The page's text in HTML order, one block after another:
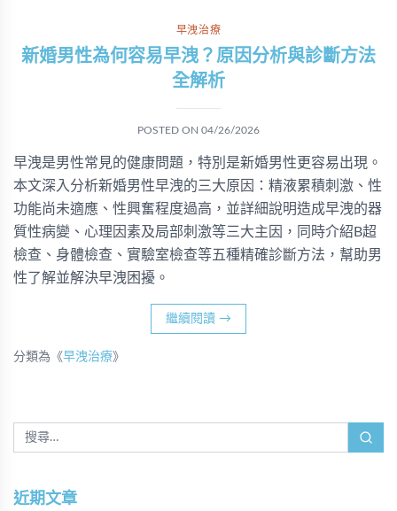
早洩治療
新婚男性為何容易早洩？原因分析與診斷方法
全解析
POSTED ON 04/26/2026
早洩是男性常見的健康問題，特別是新婚男性更容易出現。
本文深入分析新婚男性早洩的三大原因：精液累積刺激、性
功能尚未適應、性興奮程度過高，並詳細說明造成早洩的器
質性病變、心理因素及局部刺激等三大主因，同時介紹B超
檢查、身體檢查、實驗室檢查等五種精確診斷方法，幫助男
性了解並解決早洩困擾。
繼續閱讀 →
分類為《早洩治療》
近期文章